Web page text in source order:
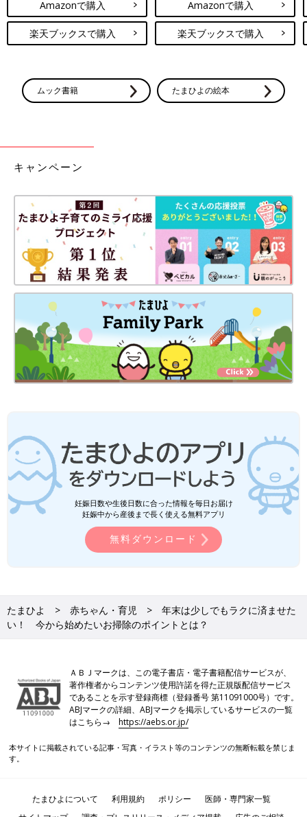
Amazonで購入
楽天ブックスで購入
Amazonで購入
楽天ブックスで購入
ムック書籍 たまひよの絵本
キャンペーン
妊娠日数や生後日数に合った情報を毎日お届け
妊娠中から産後まで長く使える無料アプリ
無料ダウンロード
たまひよ 赤ちゃん・育児
年末は少しでもラクに済ませた
い！ 今から始めたいお掃除のポイントとは？
ＡＢＪマークは、この電子書店・電子書籍配信サービスが、
著作権者からコンテンツ使用許諾を得た正規版配信サービス
であることを示す登録商標（登録番号 第11091000号）です。
ABJマークの詳細、ABJマークを掲示しているサービスの一覧
はこちら→https://aebs.or.jp/
本サイトに掲載されている記事・写真・イラスト等のコンテンツの無断転載を禁じま
す。
たまひよについて 利用規約 ポリシー
医師・専門家一覧